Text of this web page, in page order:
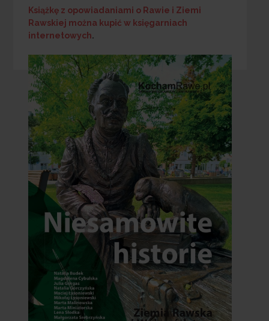
Książkę z opowiadaniami o Rawie i Ziemi
Rawskiej można kupić w księgarniach
internetowych.